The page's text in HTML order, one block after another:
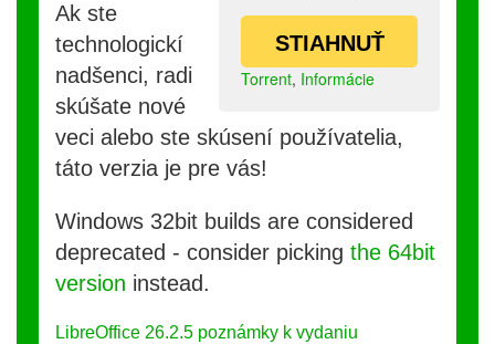
STIAHNUŤ
Torrent, Informácie
Ak ste
technologickí
nadšenci, radi
skúšate nové
veci alebo ste skúsení používatelia,
táto verzia je pre vás!
Windows 32bit builds are considered
deprecated - consider picking the 64bit
version instead.
LibreOffice 26.2.5 poznámky k vydaniu